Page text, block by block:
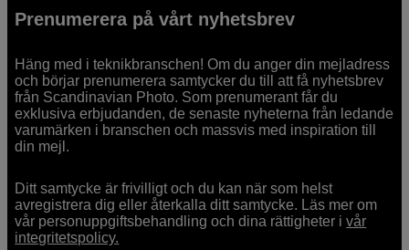
Prenumerera på vårt nyhetsbrev
Häng med i teknikbranschen! Om du anger din mejladress
och börjar prenumerera samtycker du till att få nyhetsbrev
från Scandinavian Photo. Som prenumerant får du
exklusiva erbjudanden, de senaste nyheterna från ledande
varumärken i branschen och massvis med inspiration till
din mejl.
Ditt samtycke är frivilligt och du kan när som helst
avregistrera dig eller återkalla ditt samtycke. Läs mer om
vår personuppgiftsbehandling och dina rättigheter ivår
integritetspolicy.